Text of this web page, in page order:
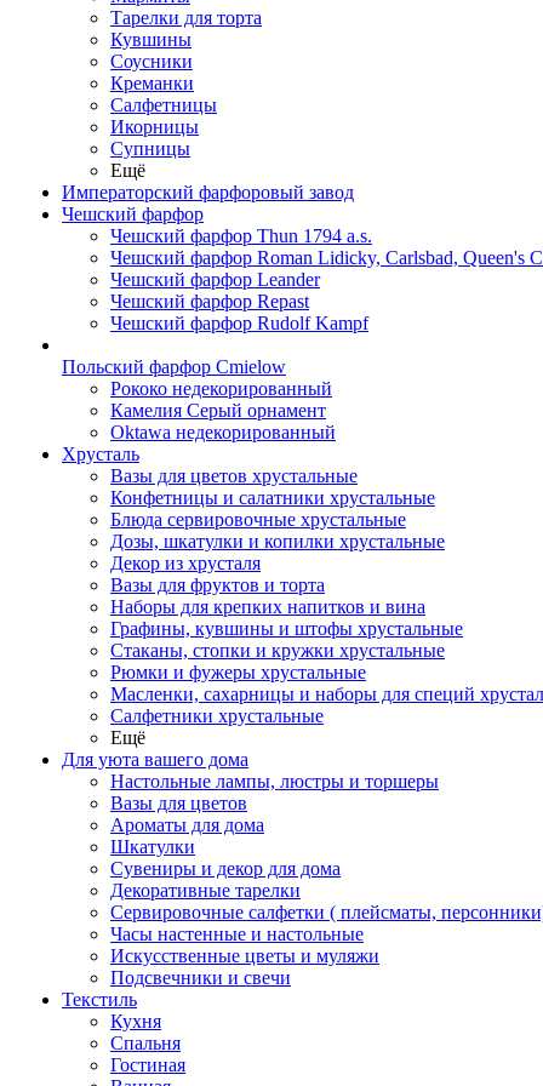
Тарелки для торта
Кувшины
Соусники
Креманки
Салфетницы
Икорницы
Супницы
Ещё
Императорский фарфоровый завод
Чешский фарфор
Чешский фарфор Thun 1794 a.s.
Чешский фарфор Roman Lidicky, Carlsbad, Queen's
Чешский фарфор Leander
Чешский фарфор Repast
Чешский фарфор Rudolf Kampf
Польский фарфор Сmielow
Рококо недекорированный
Камелия Серый орнамент
Oktawa недекорированный
Хрусталь
Вазы для цветов хрустальные
Конфетницы и салатники хрустальные
Блюда сервировочные хрустальные
Дозы, шкатулки и копилки хрустальные
Декор из хрусталя
Вазы для фруктов и торта
Наборы для крепких напитков и вина
Графины, кувшины и штофы хрустальные
Стаканы, стопки и кружки хрустальные
Рюмки и фужеры хрустальные
Масленки, сахарницы и наборы для специй
Салфетники хрустальные
Ещё
Для уюта вашего дома
Настольные лампы, люстры и торшеры
Вазы для цветов
Ароматы для дома
Шкатулки
Сувениры и декор для дома
Декоративные тарелки
Сервировочные салфетки ( плейсматы,
Часы настенные и настольные
Искусственные цветы и муляжи
Подсвечники и свечи
Текстиль
Кухня
Спальня
Гостиная